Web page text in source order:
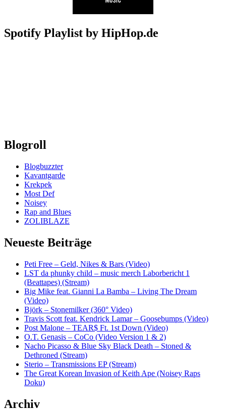
Spotify Playlist by HipHop.de
Blogroll
Blogbuzzter
Kavantgarde
Krekpek
Most Def
Noisey
Rap and Blues
ZOLIBLAZE
Neueste Beiträge
Peti Free – Geld, Nikes & Bars (Video)
LST da phunky child – music merch Laborbericht 1
(Beattapes) (Stream)
Big Mike feat. Gianni La Bamba – Living The Dream
(Video)
Björk – Stonemilker (360° Video)
Travis Scott feat. Kendrick Lamar – Goosebumps (Video)
Post Malone – TEAR$ Ft. 1st Down (Video)
O.T. Genasis – CoCo (Video Version 1 & 2)
Nacho Picasso & Blue Sky Black Death – Stoned &
Dethroned (Stream)
Sterio – Transmissions EP (Stream)
The Great Korean Invasion of Keith Ape (Noisey Raps
Doku)
Archiv